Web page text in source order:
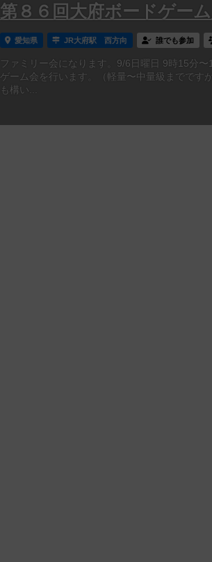
第８６回大府ボードゲー
愛知県 JR大府駅 西方向 誰でも参加
ファミリー会になります。9/6日曜日 9時15分
ゲーム会を行います。（軽量〜中量級までです
も構い...